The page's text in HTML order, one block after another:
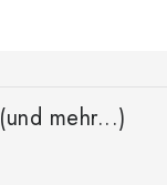
(und mehr...)